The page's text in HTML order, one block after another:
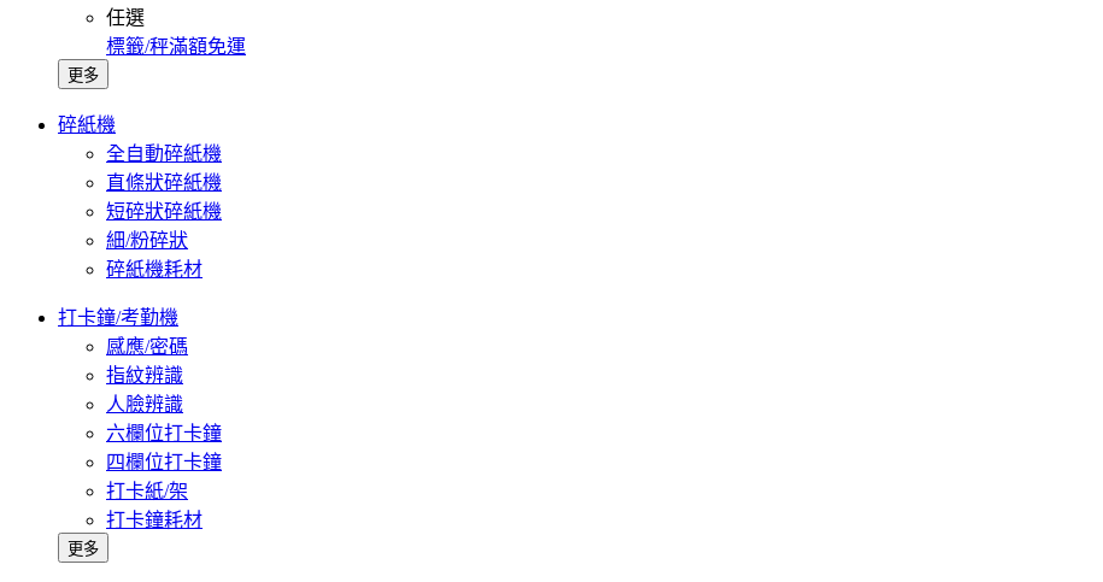
任選
標籤/秤滿額免運
更多
碎紙機
全自動碎紙機
直條狀碎紙機
短碎狀碎紙機
細/粉碎狀
碎紙機耗材
打卡鐘/考勤機
感應/密碼
指紋辨識
人臉辨識
六欄位打卡鐘
四欄位打卡鐘
打卡紙/架
打卡鐘耗材
更多